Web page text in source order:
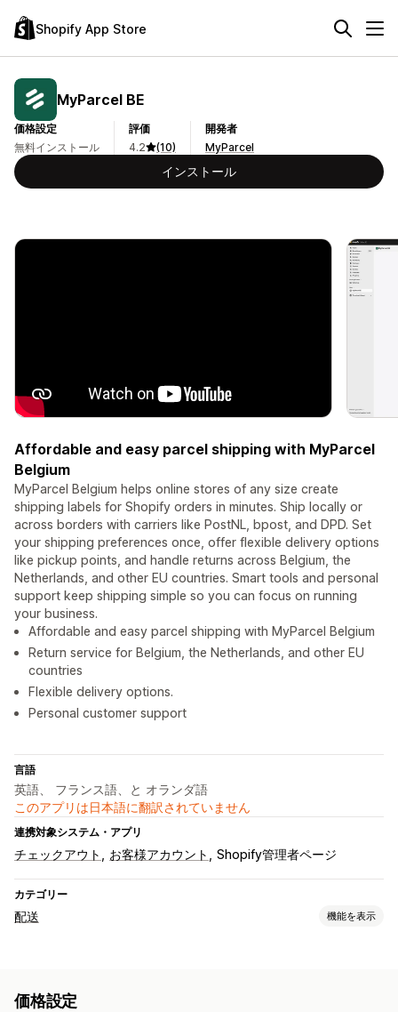
Shopify App Store
MyParcel BE
価格設定
無料インストール
評価
4.2
(10)
開発者
MyParcel
インストール
Affordable and easy parcel shipping with MyParcel
Belgium
MyParcel Belgium helps online stores of any size create
shipping labels for Shopify orders in minutes. Ship locally or
across borders with carriers like PostNL, bpost, and DPD. Set
your shipping preferences once, offer flexible delivery options
like pickup points, and handle returns across Belgium, the
Netherlands, and other EU countries. Smart tools and personal
support keep shipping simple so you can focus on running
your business.
Affordable and easy parcel shipping with MyParcel Belgium
Return service for Belgium, the Netherlands, and other EU
countries
Flexible delivery options.
Personal customer support
言語
英語、 フランス語、と オランダ語
このアプリは日本語に翻訳されていません
連携対象システム・アプリ
チェックアウト お客様アカウント Shopify管理者ページ
カテゴリー
配送 機能を表示
配送保険 配送ルール
価格設定